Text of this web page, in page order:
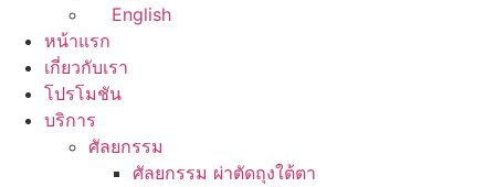
English
หน้าแรก
เกี่ยวกับเรา
โปรโมชัน
บริการ
ศัลยกรรม
ศัลยกรรม ผ่าตัดถุงใต้ตา